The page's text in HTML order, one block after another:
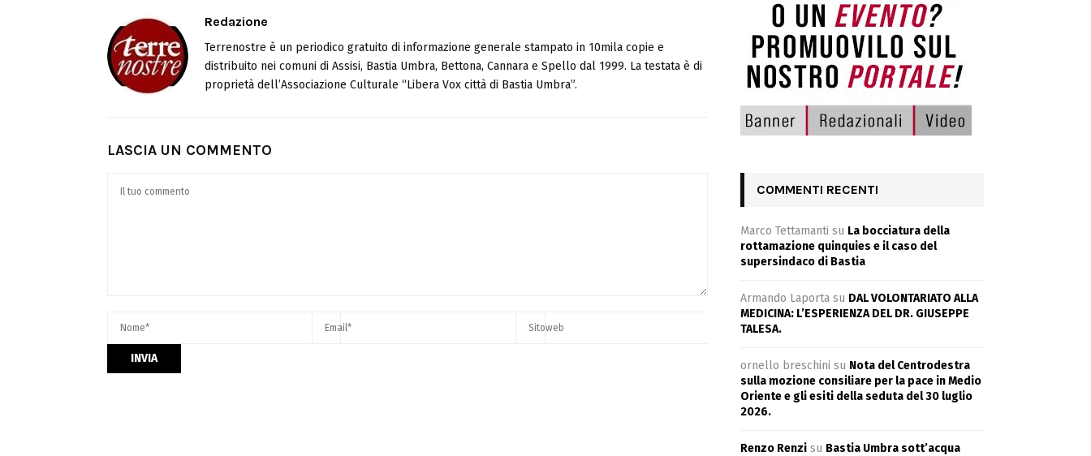
Redazione
Terrenostre è un periodico gratuito di informazione generale stampato in 10mila copie e
distribuito nei comuni di Assisi, Bastia Umbra, Bettona, Cannara e Spello dal 1999. La testata è di
proprietà dell’Associazione Culturale “Libera Vox città di Bastia Umbra”.
LASCIA UN COMMENTO
COMMENTI RECENTI
Marco Tettamanti su La bocciatura della
rottamazione quinquies e il caso del
supersindaco di Bastia
Armando Laporta su DAL VOLONTARIATO ALLA
MEDICINA: L’ESPERIENZA DEL DR. GIUSEPPE
TALESA.
ornello breschini su Nota del Centrodestra
sulla mozione consiliare per la pace in Medio
Oriente e gli esiti della seduta del 30 luglio
2026.
Renzo Renzi su Bastia Umbra sott’acqua